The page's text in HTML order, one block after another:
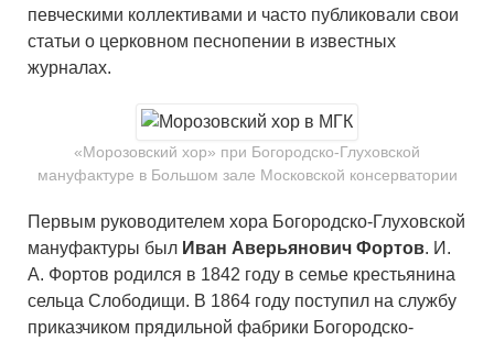
певческими коллективами и часто публиковали свои
статьи о церковном песнопении в известных
журналах.
«Морозовский хор» при Богородско-Глуховской
мануфактуре в Большом зале Московской консерватории
Первым руководителем хора Богородско-Глуховской
мануфактуры был Иван Аверьянович Фортов. И.
А. Фортов родился в 1842 году в семье крестьянина
сельца Слободищи. В 1864 году поступил на службу
приказчиком прядильной фабрики Богородско-